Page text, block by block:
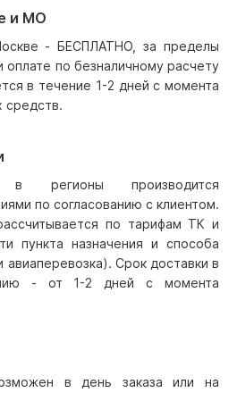
и МО
- БЕСПЛАТНО, за пределы
по безналичному расчету
в течение 1-2 дней с момента
средств.
в регионы производится
по согласованию с клиентом.
по тарифам ТК и
пункта назначения и способа
авиаперевозка). Срок доставки в
- от 1-2 дней с момента
в день заказа или на